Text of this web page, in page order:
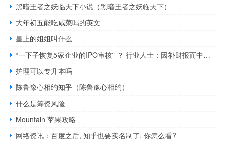
黑暗王者之妖临天下小说（黑暗王者之妖临天下）
大年初五能吃咸菜吗的英文
皇上的姐姐叫什么
“一下子恢复5家企业的IPO审核” ？ 行业人士：因补财报而中止的审核恢复 不存在加大融资力度的信号释放
护理可以专升本吗
陈鲁豫心相约知乎（陈鲁豫心相约）
什么是筹资风险
Mountain 苹果攻略
网络资讯：百度之后, 知乎也要实名制了, 你怎么看?